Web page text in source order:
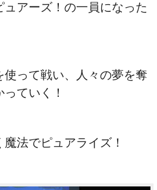
アーズ！の一員になった
って戦い、人々の夢を奪
ていく！
法でピュアライズ！